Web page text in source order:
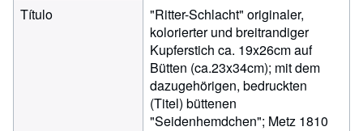
Título
"Ritter-Schlacht" originaler,
kolorierter und breitrandiger
Kupferstich ca. 19x26cm auf
Bütten (ca.23x34cm); mit dem
dazugehörigen, bedruckten
(Titel) büttenen
"Seidenhemdchen"; Metz 1810